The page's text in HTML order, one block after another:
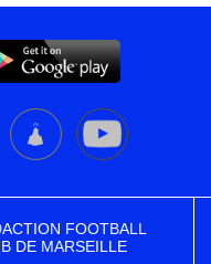
FOOTBALL
DE MARSEILLE